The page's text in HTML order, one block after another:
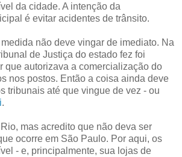
da cidade. A intenção da
é evitar acidentes de trânsito.
não deve vingar de imediato. Na
de Justiça do estado fez foi
que autorizava a comercialização do
nos postos. Então a coisa ainda deve
tribunais até que vingue de vez - ou
.
mas acredito que não deva ser
ocorre em São Paulo. Por aqui, os
- e, principalmente, sua lojas de